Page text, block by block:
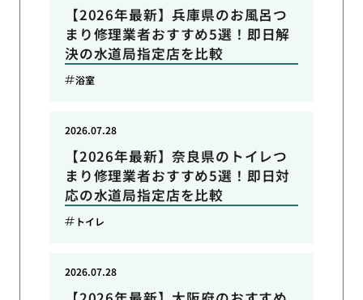
【2026年最新】兵庫県のお風呂つ
まり修理業者おすすめ5選！即日解
決の水道局指定店を比較
浴室
【2026年最新】奈良県のトイレつ
まり修理業者おすすめ5選！即日対
応の水道局指定店を比較
2026.07.28
トイレ
2026.07.28